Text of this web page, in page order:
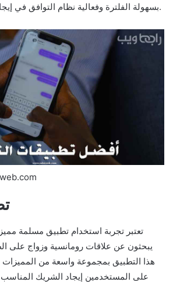
بسهولة الفلترة وفعالية نظام التوافق في إيجاد الشريك المثالي لهم.
تعتبر تجربة استخدام تطبيق مسلمة
يبحثون عن علاقات رومانسية وزواج على
هذا التطبيق بمجموعة واسعة من
على المستخدمين إيجاد الشريك المناسب